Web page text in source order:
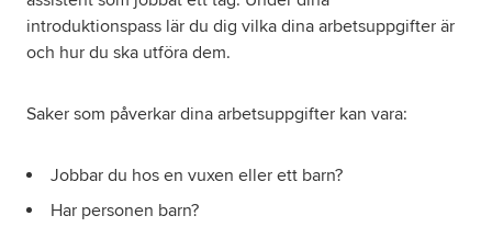
introduktionspass lär du dig vilka dina arbetsuppgifter är
och hur du ska utföra dem.
Saker som påverkar dina arbetsuppgifter kan vara:
Jobbar du hos en vuxen eller ett barn?
Har personen barn?